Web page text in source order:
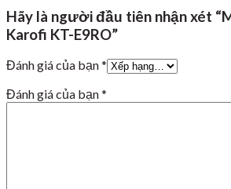
Hãy là người đầu tiên nhận xét
Karofi KT-E9RO”
Đánh giá của bạn*
Đánh giá của bạn*